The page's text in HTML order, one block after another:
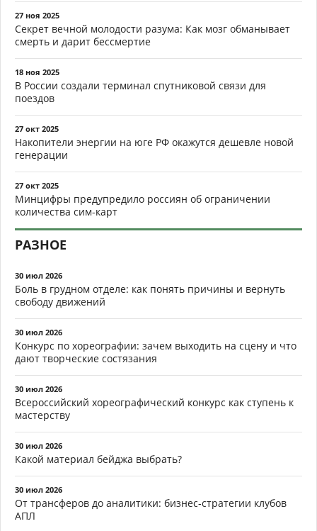
27 ноя 2025
Секрет вечной молодости разума: Как мозг обманывает
смерть и дарит бессмертие
18 ноя 2025
В России создали терминал спутниковой связи для
поездов
27 окт 2025
Накопители энергии на юге РФ окажутся дешевле новой
генерации
27 окт 2025
Минцифры предупредило россиян об ограничении
количества сим-карт
РАЗНОЕ
30 июл 2026
Боль в грудном отделе: как понять причины и вернуть
свободу движений
30 июл 2026
Конкурс по хореографии: зачем выходить на сцену и что
дают творческие состязания
30 июл 2026
Всероссийский хореографический конкурс как ступень к
мастерству
30 июл 2026
Какой материал бейджа выбрать?
30 июл 2026
От трансферов до аналитики: бизнес-стратегии клубов
АПЛ